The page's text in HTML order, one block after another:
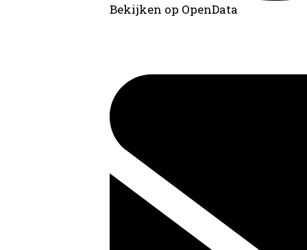
Bekijken op OpenData